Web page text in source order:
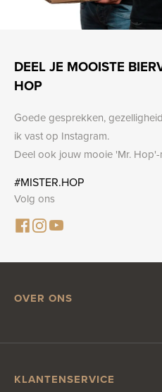
DEEL JE MOOISTE
HOP
Goede gesprekken,
ik vast op Instagram.
Deel ook jouw mooie 'Mr.
#MISTER.HOP
Volg ons
OVER ONS
Vacatures
KLANTENSERVICE